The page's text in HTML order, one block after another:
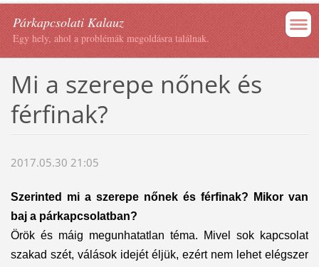
Párkapcsolati Kalauz
Egy hely, ahol a problémák megoldásra találnak.
Mi a szerepe nőnek és
férfinak?
2017.05.30 21:05
Szerinted mi a szerepe nőnek és férfinak? Mikor van
baj a párkapcsolatban?
Örök és máig megunhatatlan téma. Mivel sok kapcsolat
szakad szét, válások idejét éljük, ezért nem lehet elégszer